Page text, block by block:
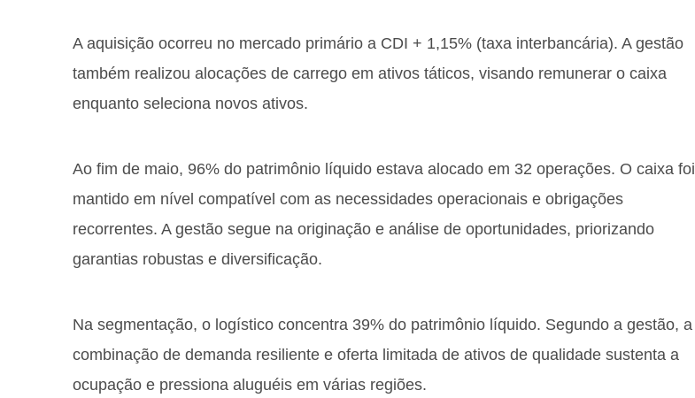
A aquisição ocorreu no mercado primário a CDI + 1,15% (taxa interbancária). A gestão
também realizou alocações de carrego em ativos táticos, visando remunerar o caixa
enquanto seleciona novos ativos.
Ao fim de maio, 96% do patrimônio líquido estava alocado em 32 operações. O caixa foi
mantido em nível compatível com as necessidades operacionais e obrigações
recorrentes. A gestão segue na originação e análise de oportunidades, priorizando
garantias robustas e diversificação.
Na segmentação, o logístico concentra 39% do patrimônio líquido. Segundo a gestão, a
combinação de demanda resiliente e oferta limitada de ativos de qualidade sustenta a
ocupação e pressiona aluguéis em várias regiões.